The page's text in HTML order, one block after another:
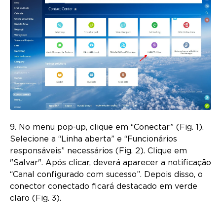
9. No menu pop-up, clique em “Conectar” (Fig. 1).
Selecione a “Linha aberta” e “Funcionários
responsáveis” necessários (Fig. 2). Clique em
"Salvar". Após clicar, deverá aparecer a notificação
“Canal configurado com sucesso”. Depois disso, o
conector conectado ficará destacado em verde
claro (Fig. 3).